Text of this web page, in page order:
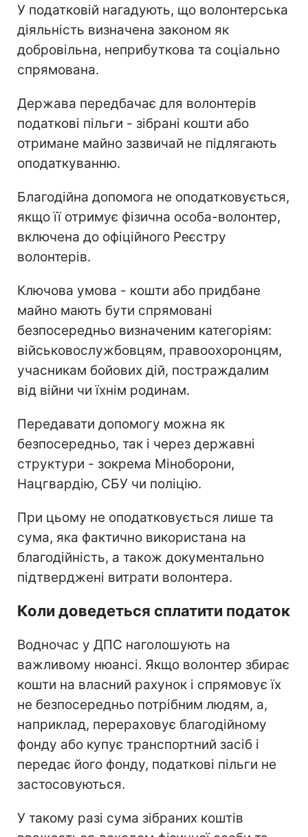
У податковій нагадують, що волонтерська
діяльність визначена законом як
добровільна, неприбуткова та соціально
спрямована.
Держава передбачає для волонтерів
податкові пільги - зібрані кошти або
отримане майно зазвичай не підлягають
оподаткуванню.
Благодійна допомога не оподатковується,
якщо її отримує фізична особа-волонтер,
включена до офіційного Реєстру
волонтерів.
Ключова умова - кошти або придбане
майно мають бути спрямовані
безпосередньо визначеним категоріям:
військовослужбовцям, правоохоронцям,
учасникам бойових дій, постраждалим
від війни чи їхнім родинам.
Передавати допомогу можна як
безпосередньо, так і через державні
структури - зокрема Міноборони,
Нацгвардію, СБУ чи поліцію.
При цьому не оподатковується лише та
сума, яка фактично використана на
благодійність, а також документально
підтверджені витрати волонтера.
Коли доведеться сплатити податок
Водночас у ДПС наголошують на
важливому нюансі. Якщо волонтер збирає
кошти на власний рахунок і спрямовує їх
не безпосередньо потрібним людям, а,
наприклад, перераховує благодійному
фонду або купує транспортний засіб і
передає його фонду, податкові пільги не
застосовуються.
У такому разі сума зібраних коштів